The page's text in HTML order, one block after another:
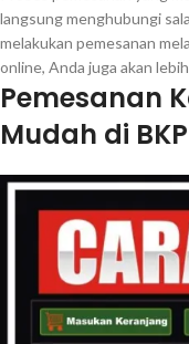
langsung menghubungi
melakukan pemesanan
online, Anda juga akan
Pemesanan
Mudah di BKP